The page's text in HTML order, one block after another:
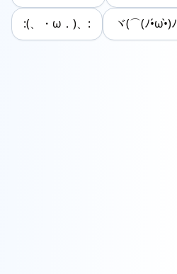
:(、・ω．)、: ヾ(⌒(ﾉ•́ω•̀)ﾉ